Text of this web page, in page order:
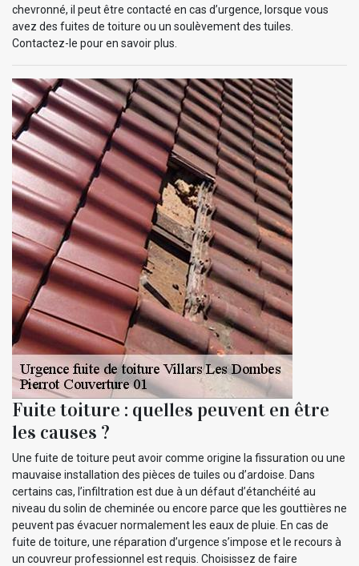
chevronné, il peut être contacté en cas d’urgence, lorsque vous
avez des fuites de toiture ou un soulèvement des tuiles.
Contactez-le pour en savoir plus.
Fuite toiture : quelles peuvent en être
les causes ?
Une fuite de toiture peut avoir comme origine la fissuration ou une
mauvaise installation des pièces de tuiles ou d’ardoise. Dans
certains cas, l’infiltration est due à un défaut d’étanchéité au
niveau du solin de cheminée ou encore parce que les gouttières ne
peuvent pas évacuer normalement les eaux de pluie. En cas de
fuite de toiture, une réparation d’urgence s’impose et le recours à
un couvreur professionnel est requis. Choisissez de faire